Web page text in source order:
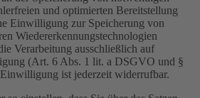
und optimierten Bereitstellung
Einwilligung zur Speicherung von
Wiedererkennungstechnologien
Verarbeitung ausschließlich auf
(Art. 6 Abs. 1 lit. a DSGVO und §
ist jederzeit widerrufbar.